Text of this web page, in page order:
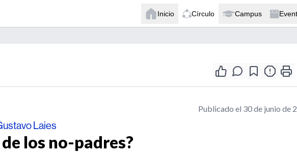
Inicio Círculo Campus
Publicado el 30 de junio de
Laies
los no-padres?